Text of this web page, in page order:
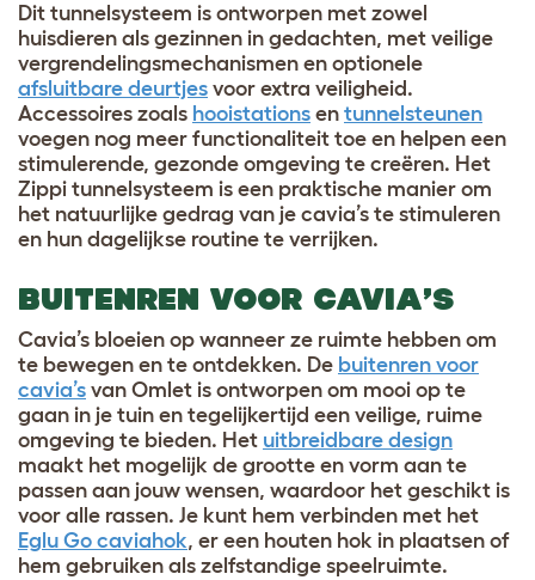
Dit tunnelsysteem is ontworpen met zowel
huisdieren als gezinnen in gedachten, met veilige
vergrendelingsmechanismen en optionele
afsluitbare deurtjes voor extra veiligheid.
Accessoires zoals hooistations en tunnelsteunen
voegen nog meer functionaliteit toe en helpen een
stimulerende, gezonde omgeving te creëren. Het
Zippi tunnelsysteem is een praktische manier om
het natuurlijke gedrag van je cavia’s te stimuleren
en hun dagelijkse routine te verrijken.
BUITENREN VOOR CAVIA’S
Cavia’s bloeien op wanneer ze ruimte hebben om
te bewegen en te ontdekken. De buitenren voor
cavia’s van Omlet is ontworpen om mooi op te
gaan in je tuin en tegelijkertijd een veilige, ruime
omgeving te bieden. Het uitbreidbare design
maakt het mogelijk de grootte en vorm aan te
passen aan jouw wensen, waardoor het geschikt is
voor alle rassen. Je kunt hem verbinden met het
Eglu Go caviahok, er een houten hok in plaatsen of
hem gebruiken als zelfstandige speelruimte.